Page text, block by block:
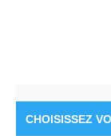
CHOISISSEZ